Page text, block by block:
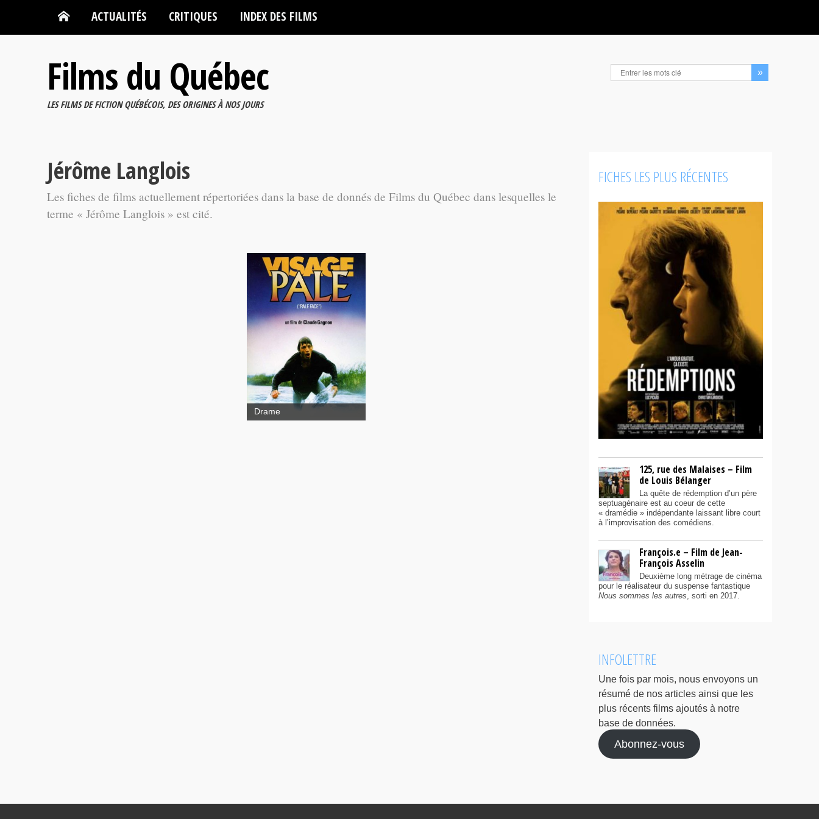
ACTUALITÉS CRITIQUES INDEX DES FILMS
Films du Québec
LES FILMS DE FICTION QUÉBÉCOIS, DES ORIGINES À NOS JOURS
Jérôme Langlois
Les fiches de films actuellement répertoriées dans la base de donnés de Films du Québec dans lesquelles le
terme « Jérôme Langlois » est cité.
Visage pâle
Drame
FICHES LES PLUS RÉCENTES
125, rue des Malaises – Film
de Louis Bélanger
La quête de rédemption d’un père
septuagénaire est au coeur de cette
« dramédie » indépendante laissant libre court
à l’improvisation des comédiens.
François.e – Film de Jean-
François Asselin
Deuxième long métrage de cinéma
pour le réalisateur du suspense fantastique
Nous sommes les autres, sorti en 2017.
INFOLETTRE
Une fois par mois, nous envoyons un
résumé de nos articles ainsi que les
plus récents films ajoutés à notre
base de données.
Abonnez-vous